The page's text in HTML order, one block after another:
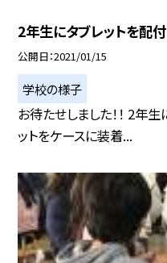
2年生にタブレットを配付
公開日 2021/01/15
学校の様子
お待たせしました！！ 2年生
ットをケースに装着...